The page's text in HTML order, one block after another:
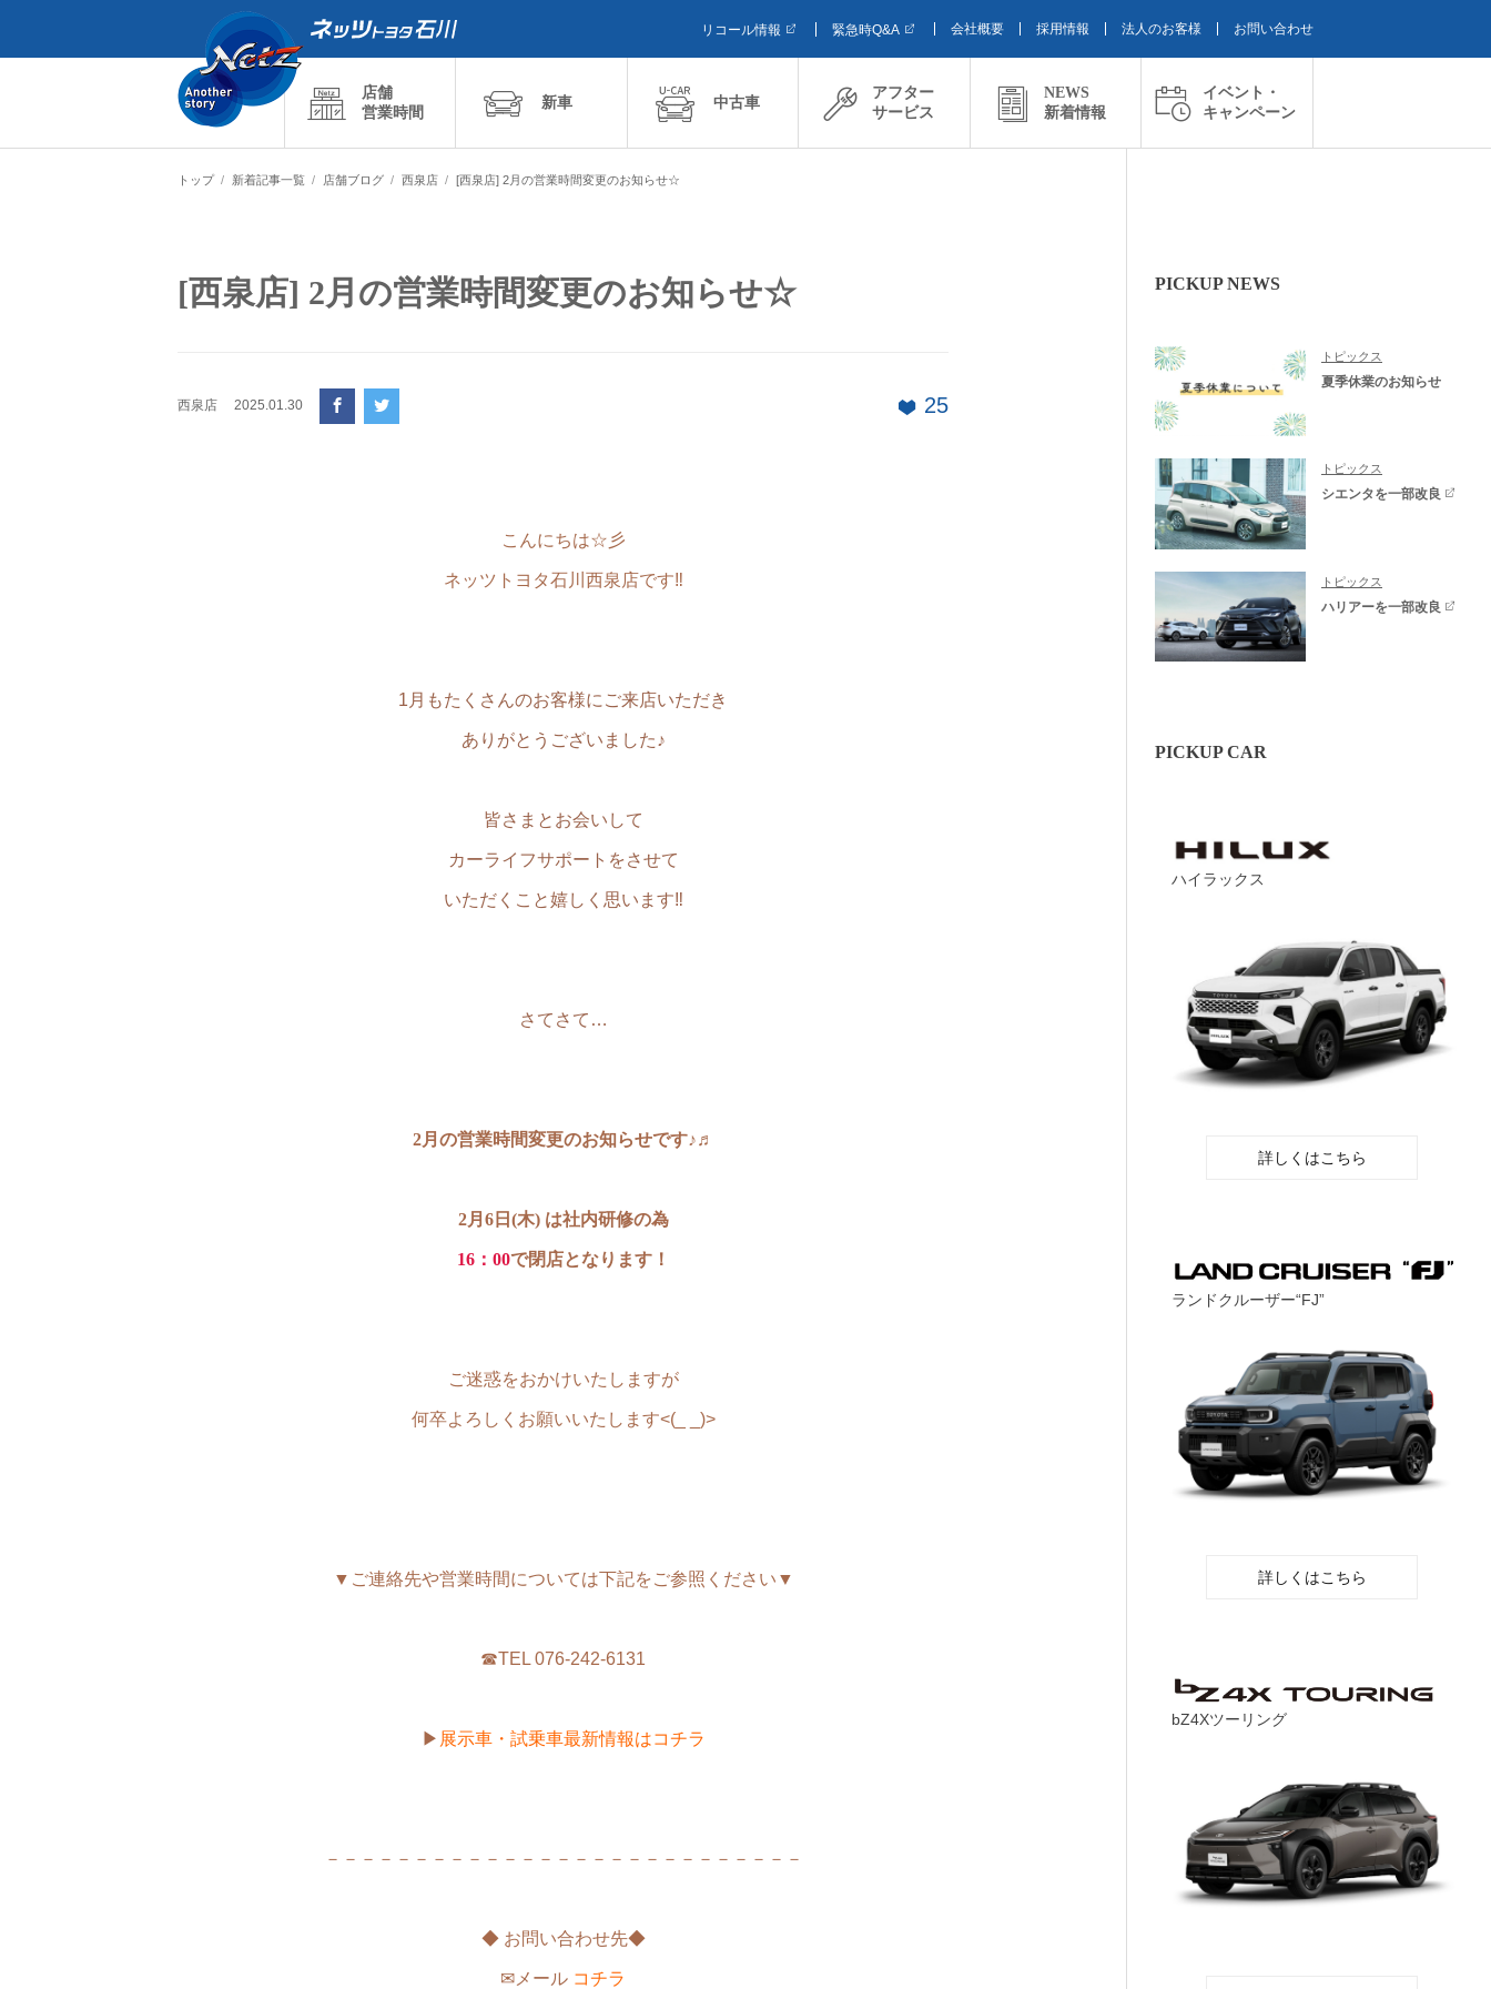
リコール情報 緊急時Q&A 会社概要 採用情報 法人のお客様 お問い合わせ
店舗
営業時間
新車 中古車
アフター
サービス
NEWS
新着情報
イベント・
キャンペーン
トップ 新着記事一覧 店舗ブログ 西泉店 [西泉店] 2月の営業時間変更のお知らせ☆
[西泉店] 2月の営業時間変更のお知らせ☆
西泉店 2025.01.30 25
こんにちは☆彡
ネッツトヨタ石川西泉店です‼
1月もたくさんのお客様にご来店いただき
ありがとうございました♪
皆さまとお会いして
カーライフサポートをさせて
いただくこと嬉しく思います‼
さてさて…
2月の営業時間変更のお知らせです♪♬
2月6日(木) は社内研修の為
16：00で閉店となります！
ご迷惑をおかけいたしますが
何卒よろしくお願いいたします<(_ _)>
▼ご連絡先や営業時間については下記をご参照ください▼
☎TEL 076-242-6131
▶ 展示車・試乗車最新情報はコチラ
－－－－－－－－－－－－－－－－－－－－－－－－－－－
◆ お問い合わせ先◆
✉メール コチラ
PICKUP NEWS
トピックス
夏季休業のお知らせ
トピックス
シエンタを一部改良
トピックス
ハリアーを一部改良
PICKUP CAR
ハイラックス
詳しくはこちら
ランドクルーザー“FJ”
詳しくはこちら
bZ4Xツーリング